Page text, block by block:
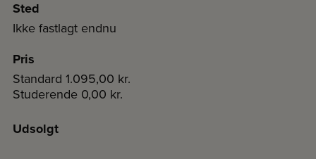
Sted
Ikke fastlagt endnu
Pris
Standard 1.095,00 kr.
Studerende 0,00 kr.
Udsolgt